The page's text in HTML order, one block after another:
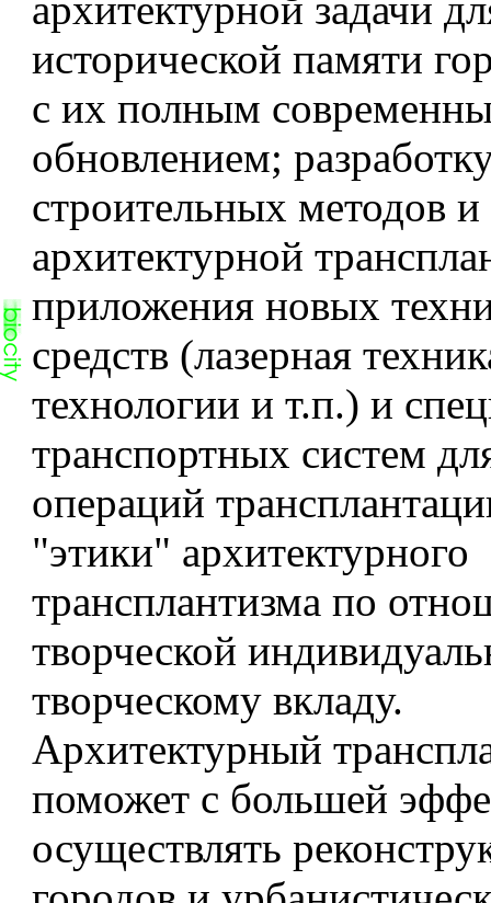
исторической памяти
с их полным
обновлением;
строительных методов
архитектурной
приложения новых
средств (лазерная
технологии и т.п.) и
транспортных систем
операций
"этики" архитектурного
трансплантизма по
творческой
творческому вкладу.
Архитектурный
поможет с большей
осуществлять